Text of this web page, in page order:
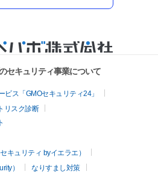
セキュリティ事業について
ス「GMOセキュリティ24」
リスク診断
キュリティ byイエラエ）
）
なりすまし対策